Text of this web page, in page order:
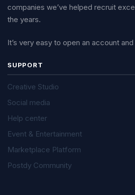
companies we’ve helped recruit
the years.
It’s very easy to open an account
SUPPORT
Creative Studio
Social media
Help center
Event & Entertainment
Marketplace Platform
Postdy Community